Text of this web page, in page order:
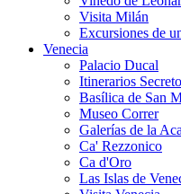
Visita Milán
Excursiones de
Venecia
Palacio Ducal
Itinerarios
Basílica de San
Museo Correr
Galerías de la
Ca' Rezzonico
Ca d'Oro
Las Islas de